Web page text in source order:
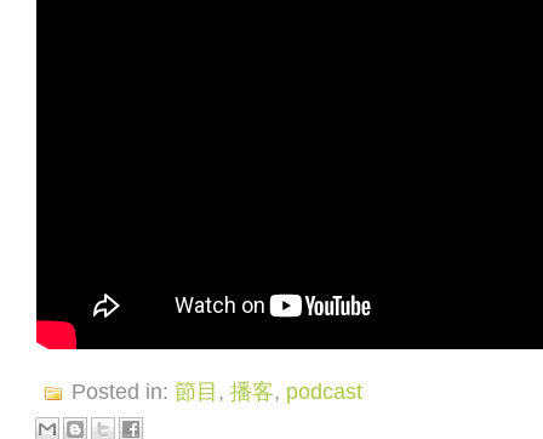
Posted in: 節目, 播客, podcast